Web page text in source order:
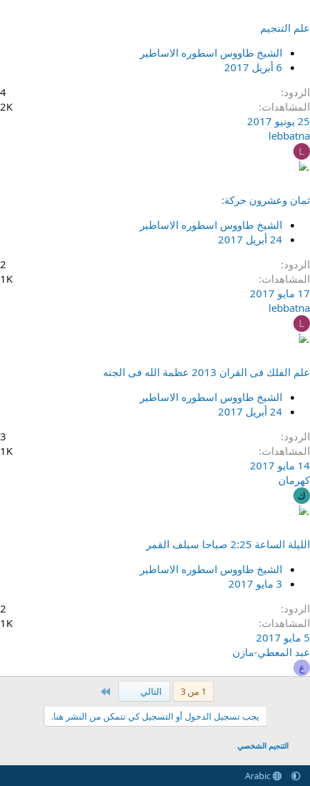
علم التنجيم
الشيخ طاووس اسطوره الاساطير
6 أبريل 2017
الردود
4
المشاهدات
2K
25 يونيو 2017
lebbatna
L
ثمان وعشرون حركة:
الشيخ طاووس اسطوره الاساطير
24 أبريل 2017
الردود
2
المشاهدات
1K
17 مايو 2017
lebbatna
L
علم الفلك فى القران 2013 عظمة الله فى الجنه
الشيخ طاووس اسطوره الاساطير
24 أبريل 2017
الردود
3
المشاهدات
1K
14 مايو 2017
كهرمان
ك
ﺍﻟﻠﻴﻠﺔ ﺍﻟﺴﺎﻋﺔ 2:25 ﺻﺒﺎﺣﺎ ﺳﻴﻠﻒ ﺍﻟﻘﻤﺮ
الشيخ طاووس اسطوره الاساطير
3 مايو 2017
الردود
2
المشاهدات
1K
5 مايو 2017
عبد المعطي-مازن
ع
1 من 3 التالي
يجب تسجيل الدخول أو التسجيل كي تتمكن من النشر هنا.
التنجيم الشخصي
Arabic